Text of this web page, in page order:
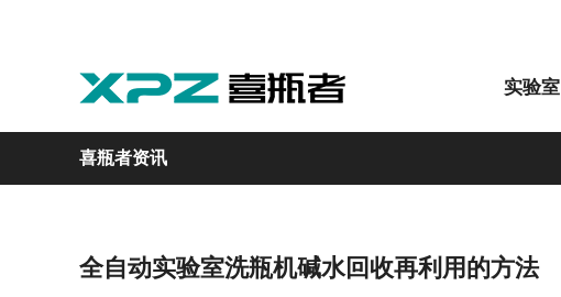
实验室
实验室
GMP制药
实验动物
医疗
自动化
喜瓶者资讯
全自动实验室洗瓶机碱水回收再利用的方法